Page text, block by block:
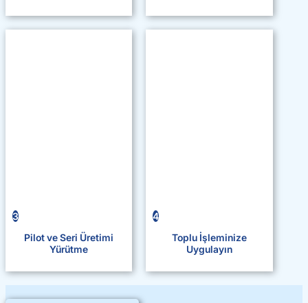
3
Pilot ve Seri Üretimi
Yürütme
4
Toplu İşleminize
Uygulayın